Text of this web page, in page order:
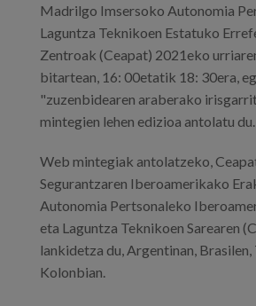
Madrilgo Imsersoko Autonomia
Laguntza Teknikoen Estatuko
Zentroak (Ceapat) 2021eko
bitartean, 16: 00etatik 18: 30era,
"zuzenbidearen araberako
mintegien lehen edizioa antolatu du.
Web mintegiak antolatzeko,
Segurantzaren Iberoamerikako
Autonomia Pertsonaleko
eta Laguntza Teknikoen Sarearen
lankidetza du, Argentinan, Brasilen,
Kolonbian.